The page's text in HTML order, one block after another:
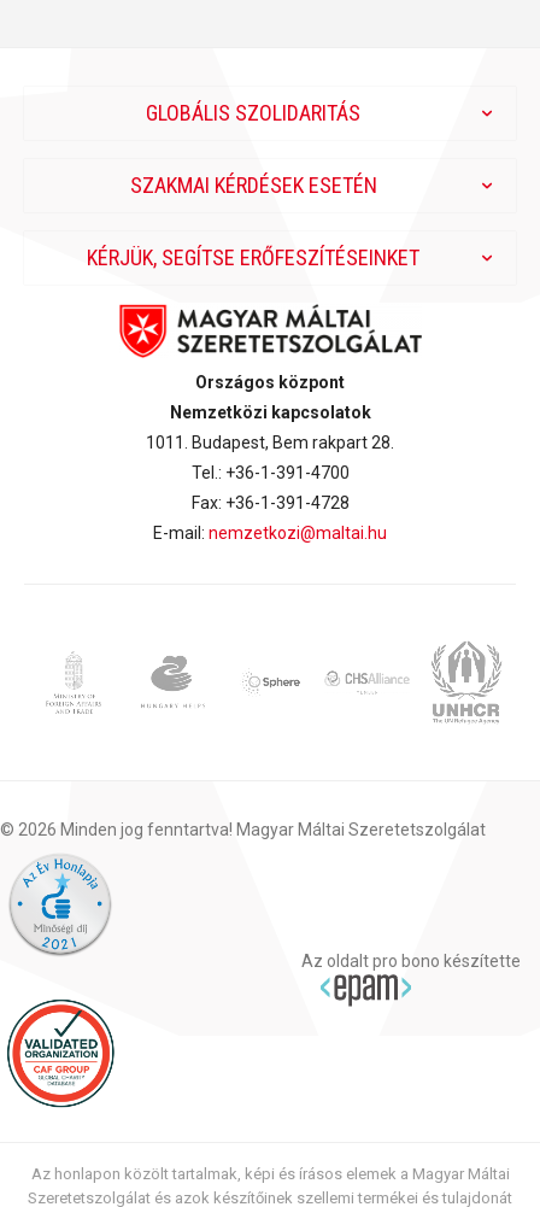
GLOBÁLIS SZOLIDARITÁS
SZAKMAI KÉRDÉSEK ESETÉN
KÉRJÜK, SEGÍTSE ERŐFESZÍTÉSEINKET
Országos központ
Nemzetközi kapcsolatok
1011. Budapest, Bem rakpart 28.
Tel.: +36-1-391-4700
Fax: +36-1-391-4728
E-mail: nemzetkozi@maltai.hu
© 2026 Minden jog fenntartva! Magyar Máltai Szeretetszolgálat
Az oldalt pro bono készítette
Az honlapon közölt tartalmak, képi és írásos elemek a Magyar Máltai
Szeretetszolgálat és azok készítőinek szellemi termékei és tulajdonát